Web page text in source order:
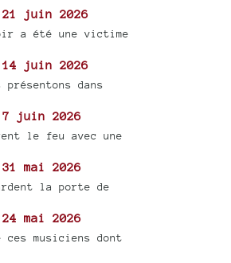
21 juin 2026
a été une victime
14 juin 2026
présentons dans
7 juin 2026
le feu avec une
mai 2026
la porte de
mai 2026
ces musiciens dont